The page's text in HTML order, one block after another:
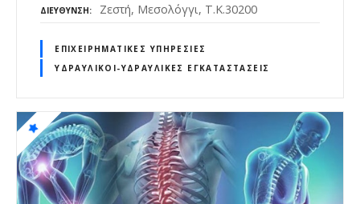
ΔΙΕΎΘΥΝΣΗ Ζεστή, Μεσολόγγι, Τ.Κ.30200
ΕΠΙΧΕΙΡΗΜΑΤΙΚΈΣ ΥΠΗΡΕΣΊΕΣ
ΥΔΡΑΥΛΙΚΟΊ-ΥΔΡΑΥΛΙΚΈΣ ΕΓΚΑΤΑΣΤΆΣΕΙΣ